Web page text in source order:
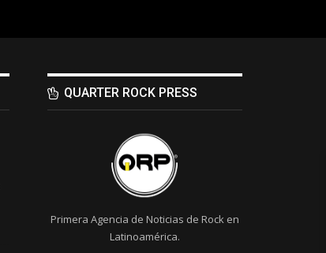
QUARTER ROCK PRESS
Primera Agencia de Noticias de Rock en
Latinoamérica.